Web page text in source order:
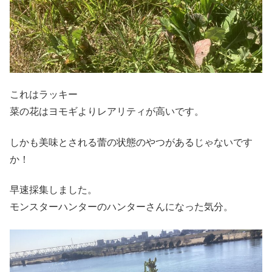
これはラッキー
菜の花はヨモギよりレアリティが高いです。
しかも美味とされる蕾の状態のやつがあるじゃないです
か！
早速採集しました。
モンスターハンターのハンターさんになった気分。